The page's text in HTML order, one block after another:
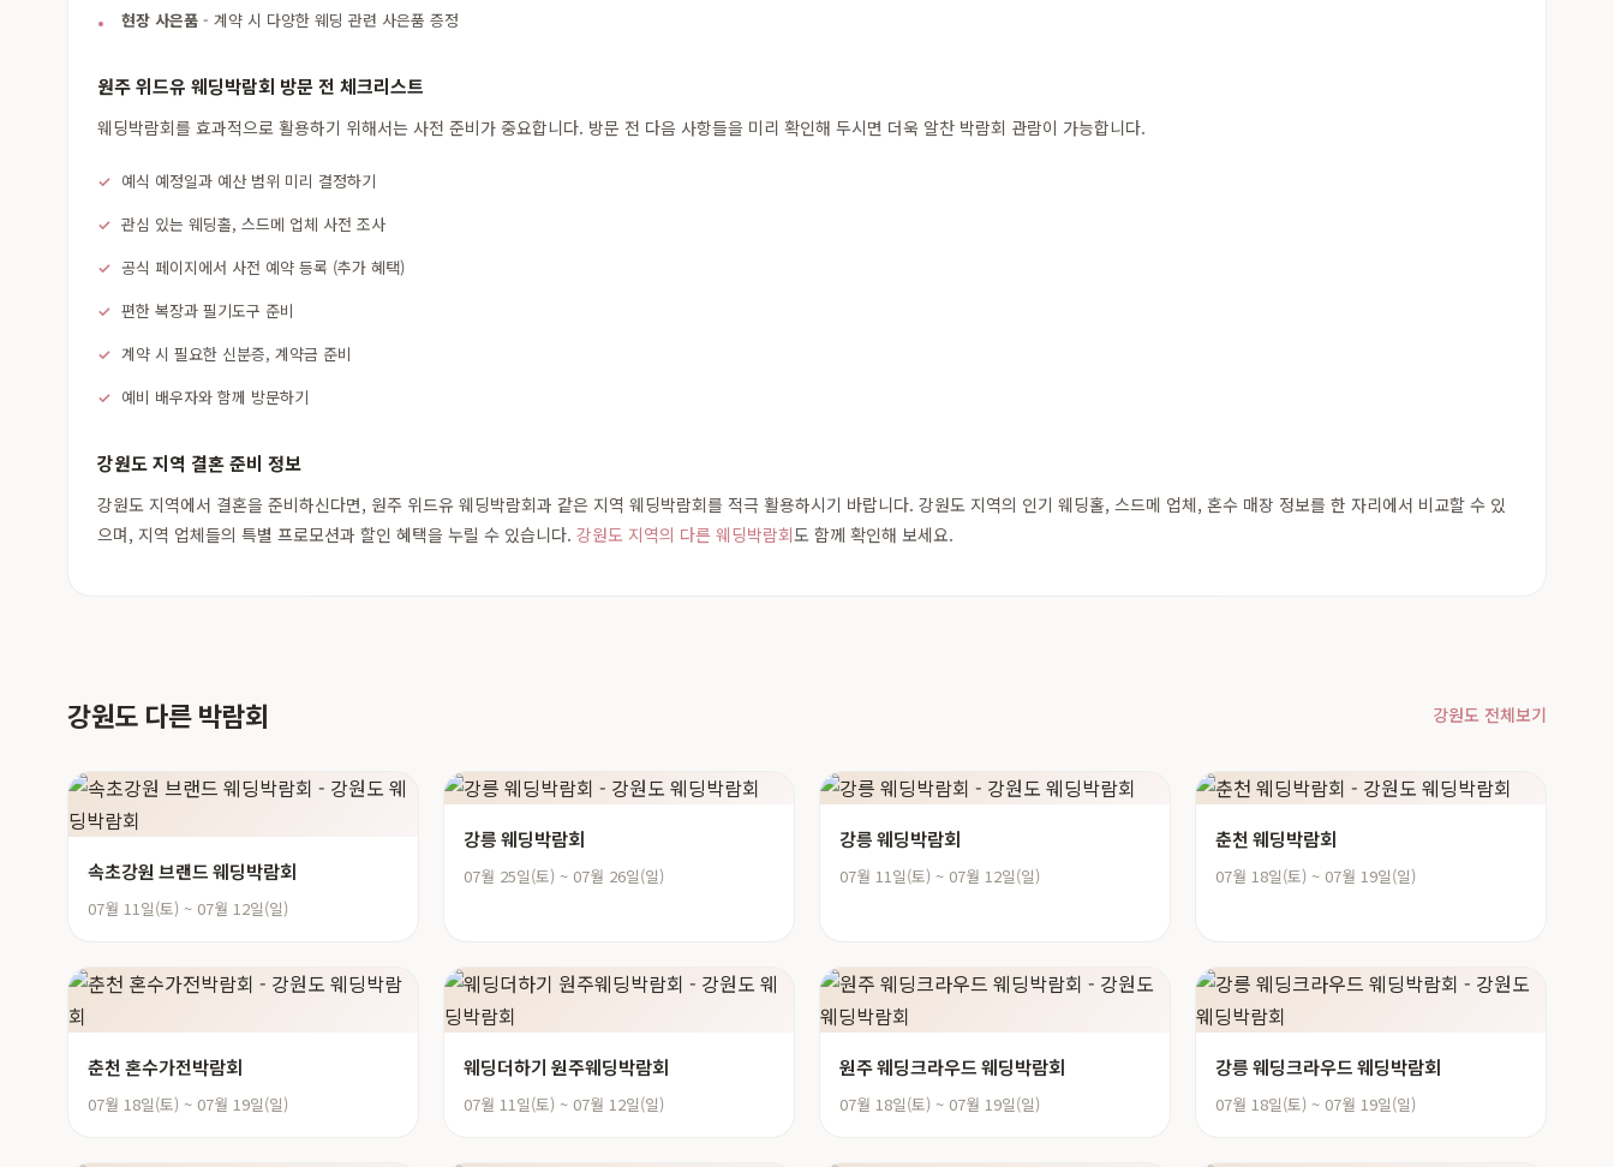
현장 사은품 - 계약 시 다양한 웨딩 관련 사은품 증정
원주 위드유 웨딩박람회 방문 전 체크리스트
웨딩박람회를 효과적으로 활용하기 위해서는 사전 준비가 중요합니다. 방문 전 다음 사항들을 미리 확인해 두시면 더욱 알찬 박람회 관람이 가능합니다.
예식 예정일과 예산 범위 미리 결정하기
관심 있는 웨딩홀, 스드메 업체 사전 조사
공식 페이지에서 사전 예약 등록 (추가 혜택)
편한 복장과 필기도구 준비
계약 시 필요한 신분증, 계약금 준비
예비 배우자와 함께 방문하기
강원도 지역 결혼 준비 정보
강원도 지역에서 결혼을 준비하신다면, 원주 위드유 웨딩박람회과 같은 지역 웨딩박람회를 적극 활용하시기 바랍니다. 강원도 지역의 인기 웨딩홀, 스드메 업체, 혼수 매장 정보를 한 자리에서 비교할 수 있
으며, 지역 업체들의 특별 프로모션과 할인 혜택을 누릴 수 있습니다. 강원도 지역의 다른 웨딩박람회도 함께 확인해 보세요.
강원도 다른 박람회 강원도 전체보기
속초강원 브랜드 웨딩박람회
07월 11일(토) ~ 07월 12일(일)
강릉 웨딩박람회
07월 25일(토) ~ 07월 26일(일)
강릉 웨딩박람회
07월 11일(토) ~ 07월 12일(일)
춘천 웨딩박람회
07월 18일(토) ~ 07월 19일(일)
춘천 혼수가전박람회
07월 18일(토) ~ 07월 19일(일)
웨딩더하기 원주웨딩박람회
07월 11일(토) ~ 07월 12일(일)
원주 웨딩크라우드 웨딩박람회
07월 18일(토) ~ 07월 19일(일)
강릉 웨딩크라우드 웨딩박람회
07월 18일(토) ~ 07월 19일(일)